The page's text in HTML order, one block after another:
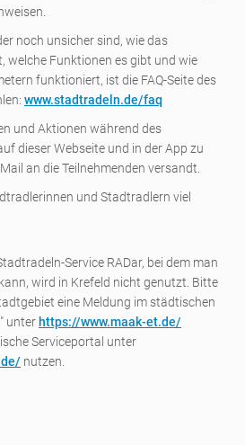
noch unsicher sind, wie das
welche Funktionen es gibt und wie
funktioniert, ist die FAQ-Seite des
www.stadtradeln.de/faq
und Aktionen während des
dieser Webseite und in der App zu
an die Teilnehmenden versandt.
und Stadtradlern viel
Service RADar, bei dem man
wird in Krefeld nicht genutzt. Bitte
eine Meldung im städtischen
unter https://www.maak-et.de/
Serviceportal unter
nutzen.